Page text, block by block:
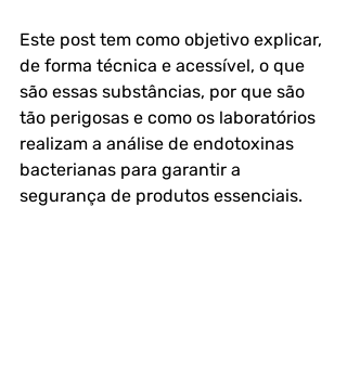
Este post tem como objetivo explicar,
de forma técnica e acessível, o que
são essas substâncias, por que são
tão perigosas e como os laboratórios
realizam a análise de endotoxinas
bacterianas para garantir a
segurança de produtos essenciais.